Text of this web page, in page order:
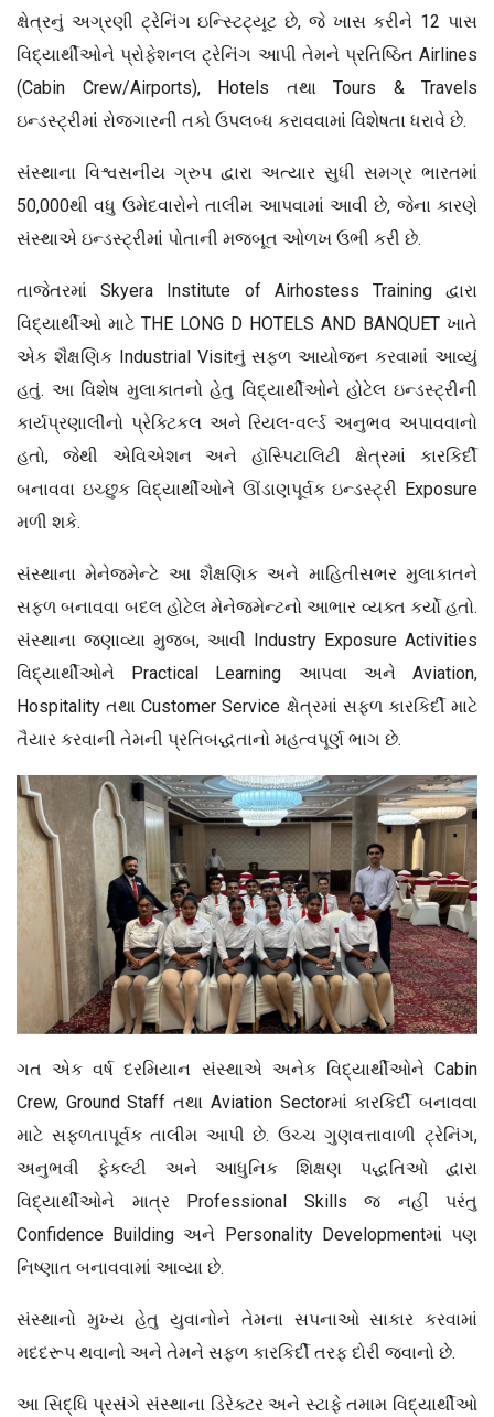
ક્ષેત્રનું અગ્રણી ટ્રેનિંગ ઇન્સ્ટિટ્યૂટ છે, જે ખાસ કરીને 12 પાસ
વિદ્યાર્થીઓને પ્રોફેશનલ ટ્રેનિંગ આપી તેમને પ્રતિષ્ઠિત Airlines
(Cabin Crew/Airports), Hotels તથા Tours & Travels
ઇન્ડસ્ટ્રીમાં રોજગારની તકો ઉપલબ્ધ કરાવવામાં વિશેષતા ધરાવે છે.
સંસ્થાના વિશ્વસનીય ગ્રુપ દ્વારા અત્યાર સુધી સમગ્ર ભારતમાં
50,000થી વધુ ઉમેદવારોને તાલીમ આપવામાં આવી છે, જેના કારણે
સંસ્થાએ ઇન્ડસ્ટ્રીમાં પોતાની મજબૂત ઓળખ ઉભી કરી છે.
તાજેતરમાં Skyera Institute of Airhostess Training દ્વારા
વિદ્યાર્થીઓ માટે THE LONG D HOTELS AND BANQUET ખાતે
એક શૈક્ષણિક Industrial Visitનું સફળ આયોજન કરવામાં આવ્યું
હતું. આ વિશેષ મુલાકાતનો હેતુ વિદ્યાર્થીઓને હોટેલ ઇન્ડસ્ટ્રીની
કાર્યપ્રણાલીનો પ્રેક્ટિકલ અને રિયલ-વર્લ્ડ અનુભવ અપાવવાનો
હતો, જેથી એવિએશન અને હૉસ્પિટાલિટી ક્ષેત્રમાં કારકિર્દી
બનાવવા ઇચ્છુક વિદ્યાર્થીઓને ઊંડાણપૂર્વક ઇન્ડસ્ટ્રી Exposure
મળી શકે.
સંસ્થાના મેનેજમેન્ટે આ શૈક્ષણિક અને માહિતીસભર મુલાકાતને
સફળ બનાવવા બદલ હોટેલ મેનેજમેન્ટનો આભાર વ્યક્ત કર્યો હતો.
સંસ્થાના જણાવ્યા મુજબ, આવી Industry Exposure Activities
વિદ્યાર્થીઓને Practical Learning આપવા અને Aviation,
Hospitality તથા Customer Service ક્ષેત્રમાં સફળ કારકિર્દી માટે
તૈયાર કરવાની તેમની પ્રતિબદ્ધતાનો મહત્વપૂર્ણ ભાગ છે.
ગત એક વર્ષ દરમિયાન સંસ્થાએ અનેક વિદ્યાર્થીઓને Cabin
Crew, Ground Staff તથા Aviation Sectorમાં કારકિર્દી બનાવવા
માટે સફળતાપૂર્વક તાલીમ આપી છે. ઉચ્ચ ગુણવત્તાવાળી ટ્રેનિંગ,
અનુભવી ફેકલ્ટી અને આધુનિક શિક્ષણ પદ્ધતિઓ દ્વારા
વિદ્યાર્થીઓને માત્ર Professional Skills જ નહીં પરંતુ
Confidence Building અને Personality Developmentમાં પણ
નિષ્ણાત બનાવવામાં આવ્યા છે.
સંસ્થાનો મુખ્ય હેતુ યુવાનોને તેમના સપનાઓ સાકાર કરવામાં
મદદરૂપ થવાનો અને તેમને સફળ કારકિર્દી તરફ દોરી જવાનો છે.
આ સિદ્ધિ પ્રસંગે સંસ્થાના ડિરેક્ટર અને સ્ટાફે તમામ વિદ્યાર્થીઓ